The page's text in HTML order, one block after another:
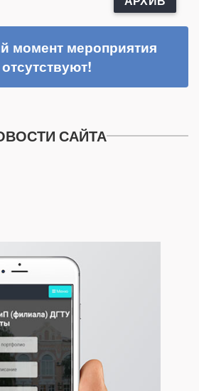
момент мероприятия
отсутствуют!
САЙТА